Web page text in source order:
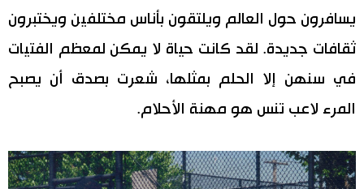
يسافرون حول العالم ويلتقون بأناس مختلفين ويختبرون
ثقافات جديدة. لقد كانت حياة لا يمكن لمعظم الفتيات
في سنهن إلا الحلم بمثلها، شعرت بصدق أن يصبح
المرء لاعب تنس هو مهنة الأحلام.